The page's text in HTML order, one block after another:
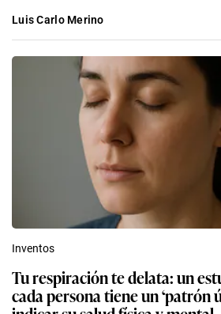
Luis Carlo Merino
Inventos
Tu respiración te delata: un
cada persona tiene un ‘patrón